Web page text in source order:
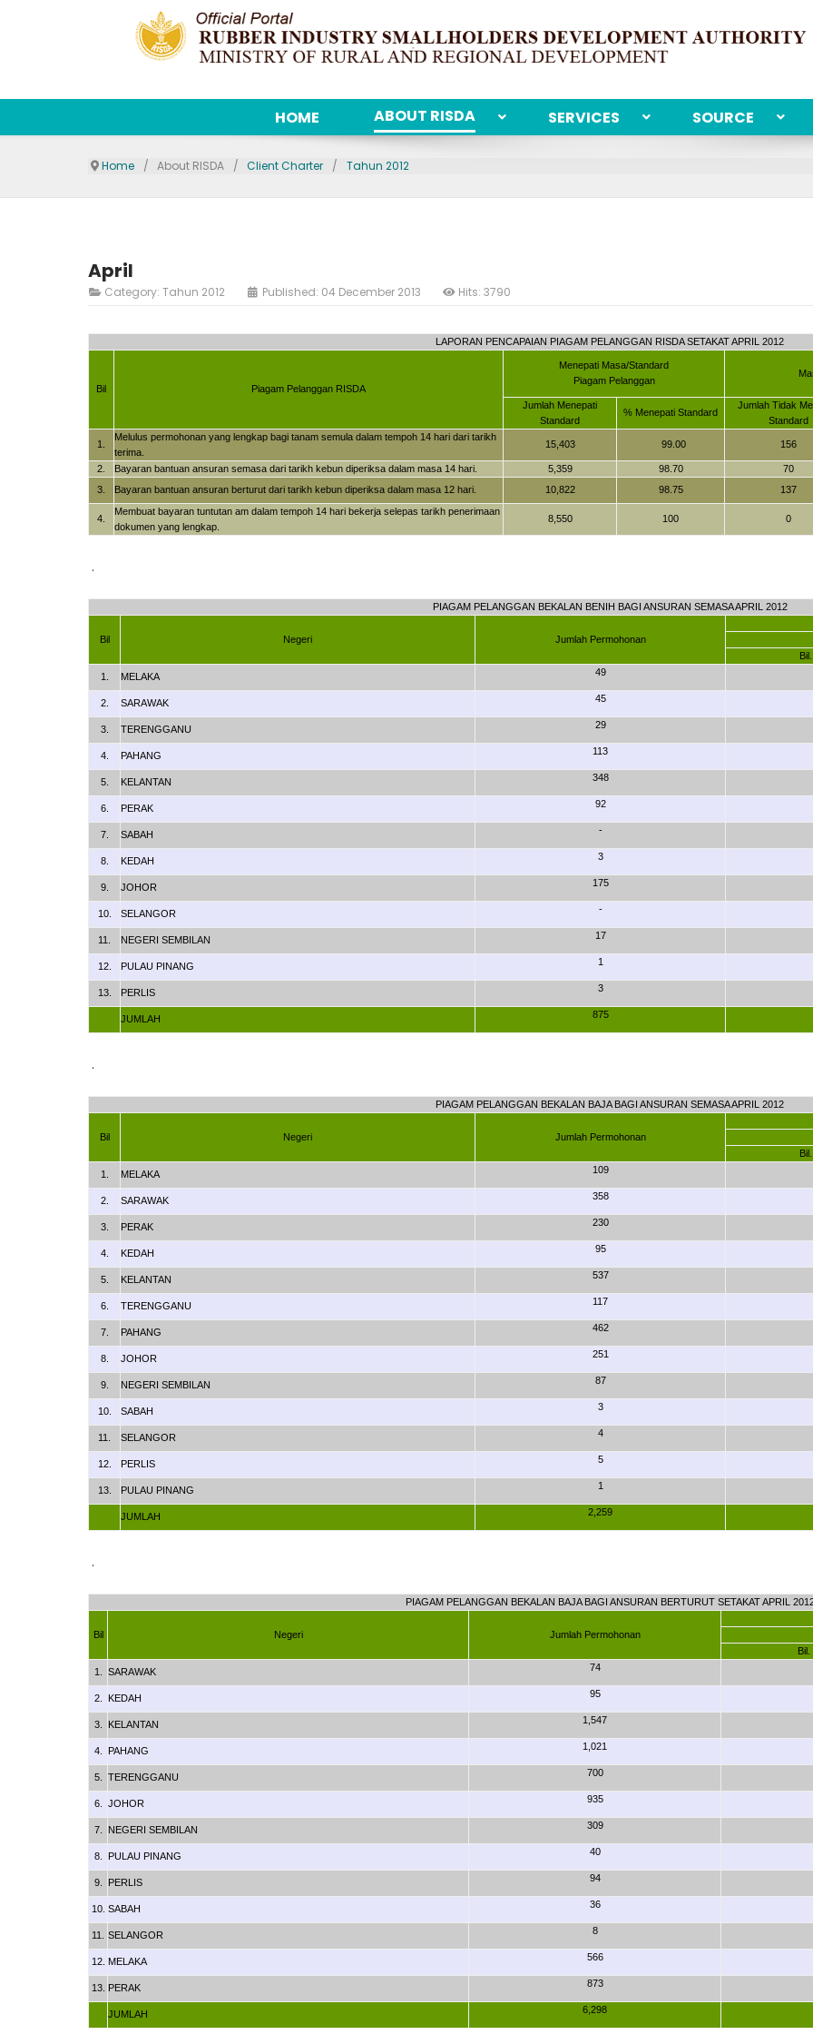
HOME ABOUT RISDA SERVICES SOURCE
Home About RISDA Client Charter Tahun 2012
April
Category: Tahun 2012 Published: 04 December 2013 Hits: 3790
LAPORAN PENCAPAIAN PIAGAM PELANGGAN RISDA SETAKAT APRIL 2012
Bil Piagam Pelanggan RISDA
Menepati Masa/Standard
Piagam Pelanggan
Jumlah Menepati
Standard
% Menepati Standard
Jumlah Tidak
Standard
1.
Melulus permohonan yang lengkap bagi tanam semula dalam tempoh 14 hari dari tarikh
terima.
15,403 99.00 156
2. Bayaran bantuan ansuran semasa dari tarikh kebun diperiksa dalam masa 14 hari. 5,359 98.70
70
3.
Bayaran bantuan ansuran berturut dari tarikh kebun diperiksa dalam masa 12 hari. 10,822 98.75 137
4.
Membuat bayaran tuntutan am dalam tempoh 14 hari bekerja selepas tarikh penerimaan
dokumen yang lengkap.
8,550 100 0
.
PIAGAM PELANGGAN BEKALAN BENIH BAGI ANSURAN SEMASA APRIL 2012
Bil Negeri
Jumlah Permohonan
1.
MELAKA 49
2. SARAWAK 45
3. TERENGGANU 29
4. PAHANG 113
5. KELANTAN 348
6. PERAK 92
7. SABAH -
8. KEDAH 3
9. JOHOR 175
10. SELANGOR -
11. NEGERI SEMBILAN 17
12. PULAU PINANG 1
13. PERLIS 3
JUMLAH 875
.
PIAGAM PELANGGAN BEKALAN BAJA BAGI ANSURAN SEMASA APRIL 2012
Bil Negeri
Jumlah Permohonan
1.
MELAKA 109
2. SARAWAK 358
3. PERAK 230
4. KEDAH 95
5. KELANTAN 537
6. TERENGGANU 117
7. PAHANG 462
8. JOHOR 251
9. NEGERI SEMBILAN 87
10. SABAH 3
11. SELANGOR 4
12. PERLIS 5
13. PULAU PINANG 1
JUMLAH 2,259
.
PIAGAM PELANGGAN BEKALAN BAJA BAGI ANSURAN BERTURUT SETAKAT APRIL
Bil Negeri
Jumlah Permohonan
1.
SARAWAK 74
2. KEDAH 95
3. KELANTAN 1,547
4. PAHANG 1,021
5. TERENGGANU 700
6. JOHOR 935
7. NEGERI SEMBILAN 309
8. PULAU PINANG 40
9. PERLIS 94
10. SABAH 36
11. SELANGOR 8
12. MELAKA 566
13. PERAK 873
JUMLAH 6,298